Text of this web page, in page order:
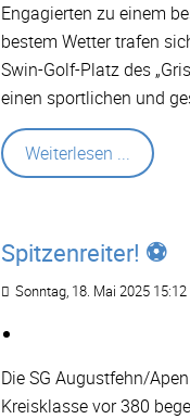
Engagierten zu einem
bestem Wetter trafen
Swin-Golf-Platz des
einen sportlichen und
Weiterlesen ...
Spitzenreiter! ⚽️
Sonntag, 18. Mai 2025 15:12
Die SG Augustfehn/
Kreisklasse vor 380